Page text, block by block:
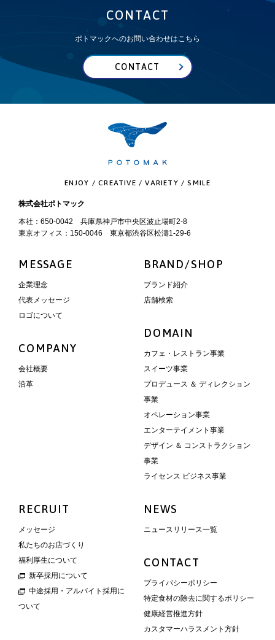
CONTACT
ポトマックへのお問い合わせはこちら
CONTACT
ENJOY / CREATIVE / VARIETY / SMILE
株式会社ポトマック
本社：650-0042 兵庫県神戸市中央区波止場町2-8
東京オフィス：150-0046 東京都渋谷区松濤1-29-6
MESSAGE
企業理念
代表メッセージ
ロゴについて
COMPANY
会社概要
沿革
BRAND/SHOP
ブランド紹介
店舗検索
DOMAIN
カフェ・レストラン事業
スイーツ事業
プロデュース ＆ ディレクション
事業
オペレーション事業
エンターテイメント事業
デザイン ＆ コンストラクション
事業
ライセンス ビジネス事業
RECRUIT
メッセージ
私たちのお店づくり
福利厚生について
新卒採用について
中途採用・アルバイト採用に
ついて
NEWS
ニュースリリース一覧
CONTACT
プライバシーポリシー
特定食材の除去に関するポリシー
健康経営推進方針
カスタマーハラスメント方針